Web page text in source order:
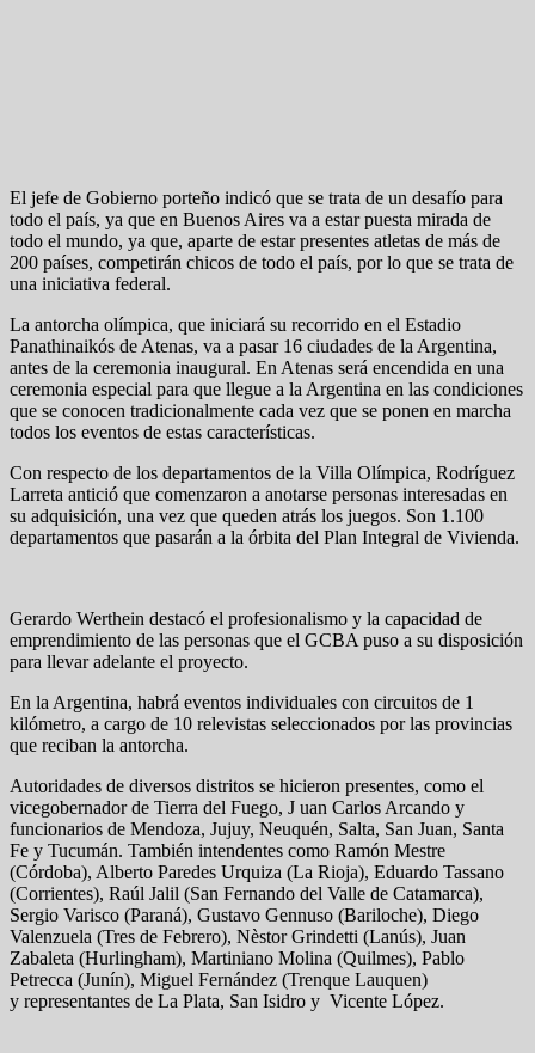
El jefe de Gobierno porteño indicó que se trata de un desafío para
todo el país, ya que en Buenos Aires va a estar puesta mirada de
todo el mundo, ya que, aparte de estar presentes atletas de más de
200 países, competirán chicos de todo el país, por lo que se trata de
una iniciativa federal.
La antorcha olímpica, que iniciará su recorrido en el Estadio
Panathinaikós de Atenas, va a pasar 16 ciudades de la Argentina,
antes de la ceremonia inaugural. En Atenas será encendida en una
ceremonia especial para que llegue a la Argentina en las condiciones
que se conocen tradicionalmente cada vez que se ponen en marcha
todos los eventos de estas características.
Con respecto de los departamentos de la Villa Olímpica, Rodríguez
Larreta antició que comenzaron a anotarse personas interesadas en
su adquisición, una vez que queden atrás los juegos. Son 1.100
departamentos que pasarán a la órbita del Plan Integral de Vivienda.
Gerardo Werthein destacó el profesionalismo y la capacidad de
emprendimiento de las personas que el GCBA puso a su disposición
para llevar adelante el proyecto.
En la Argentina, habrá eventos individuales con circuitos de 1
kilómetro, a cargo de 10 relevistas seleccionados por las provincias
que reciban la antorcha.
Autoridades de diversos distritos se hicieron presentes, como el
vicegobernador de Tierra del Fuego, J uan Carlos Arcando y
funcionarios de Mendoza, Jujuy, Neuquén, Salta, San Juan, Santa
Fe y Tucumán. También intendentes como Ramón Mestre
(Córdoba), Alberto Paredes Urquiza (La Rioja), Eduardo Tassano
(Corrientes), Raúl Jalil (San Fernando del Valle de Catamarca),
Sergio Varisco (Paraná), Gustavo Gennuso (Bariloche), Diego
Valenzuela (Tres de Febrero), Nèstor Grindetti (Lanús), Juan
Zabaleta (Hurlingham), Martiniano Molina (Quilmes), Pablo
Petrecca (Junín), Miguel Fernández (Trenque Lauquen)
y representantes de La Plata, San Isidro y Vicente López.